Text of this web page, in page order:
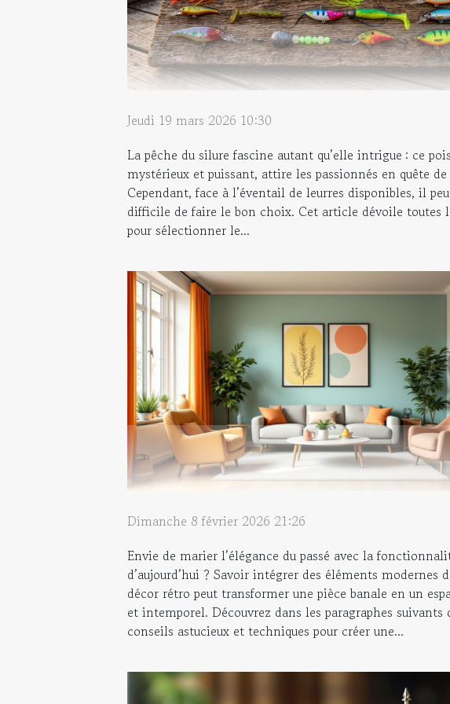
Jeudi 19 mars 2026 10:30
La pêche du silure fascine autant qu’elle intrigue : ce
mystérieux et puissant, attire les passionnés en quête de
Cependant, face à l’éventail de leurres disponibles, il
difficile de faire le bon choix. Cet article dévoile toutes
pour sélectionner le...
Dimanche 8 février 2026 21:26
Envie de marier l’élégance du passé avec la
d’aujourd’hui ? Savoir intégrer des éléments modernes
décor rétro peut transformer une pièce banale en un
et intemporel. Découvrez dans les paragraphes suivants
conseils astucieux et techniques pour créer une...